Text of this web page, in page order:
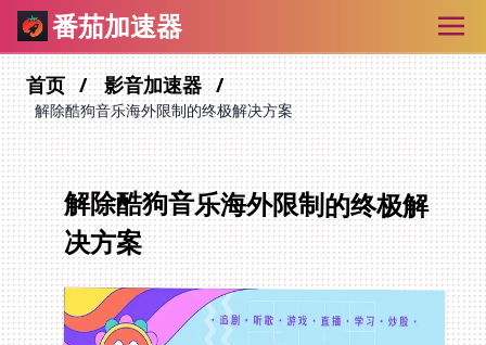
番茄加速器
首页 影音加速器
解除酷狗音乐海外限制的终极解决方案
解除酷狗音乐海外限制的终极解
决方案